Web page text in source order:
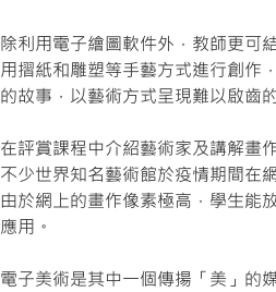
除利用電子繪圖軟件外，教師更可
用摺紙和雕塑等手藝方式進行創作
的故事，以藝術方式呈現難以啟齒
在評賞課程中介紹藝術家及講解畫
不少世界知名藝術館於疫情期間在
由於網上的畫作像素極高，學生能
應用。
電子美術是其中一個傳揚「美」的